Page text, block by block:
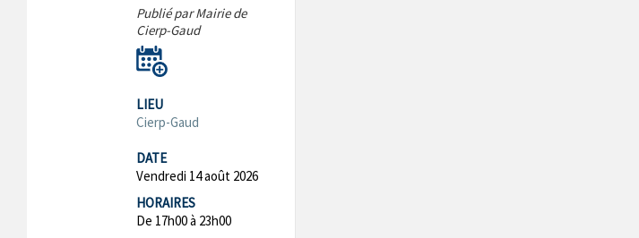
Publié par Mairie de
Cierp-Gaud
LIEU
Cierp-Gaud
DATE
Vendredi 14 août 2026
HORAIRES
De 17h00 à 23h00